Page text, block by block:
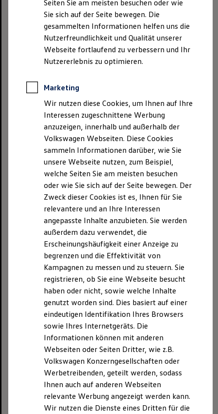
Seiten Sie am meisten besuchen oder wie
Sie sich auf der Seite bewegen. Die
gesammelten Informationen helfen uns die
Nutzerfreundlichkeit und Qualität unserer
Webseite fortlaufend zu verbessern und Ihr
Nutzererlebnis zu optimieren.
Marketing
Wir nutzen diese Cookies, um Ihnen auf Ihre
Interessen zugeschnittene Werbung
anzuzeigen, innerhalb und außerhalb der
Volkswagen Webseiten. Diese Cookies
sammeln Informationen darüber, wie Sie
unsere Webseite nutzen, zum Beispiel,
welche Seiten Sie am meisten besuchen
oder wie Sie sich auf der Seite bewegen. Der
Zweck dieser Cookies ist es, Ihnen für Sie
relevantere und an Ihre Interessen
angepasste Inhalte anzubieten. Sie werden
außerdem dazu verwendet, die
Erscheinungshäufigkeit einer Anzeige zu
begrenzen und die Effektivität von
Kampagnen zu messen und zu steuern. Sie
registrieren, ob Sie eine Webseite besucht
haben oder nicht, sowie welche Inhalte
genutzt worden sind. Dies basiert auf einer
eindeutigen Identifikation Ihres Browsers
sowie Ihres Internetgeräts. Die
Informationen können mit anderen
Webseiten oder Seiten Dritter, wie z.B.
Volkswagen Konzerngesellschaften oder
Werbetreibenden, geteilt werden, sodass
Ihnen auch auf anderen Webseiten
relevante Werbung angezeigt werden kann.
Wir nutzen die Dienste eines Dritten für die
Komforts bei Ihren Besuchen auf der
Webseite. Sie können der
Datenverarbeitung jederzeit mit Wirkung
für die Zukunft widersprechen. Nähere
Informationen dazu finden Sie in der
zu erstellen werden sog. Trackingcookies
verwendet. Trackingcookies werden nur
gesetzt, wenn eine Einwilligung durch den
Webseitenbesucher dafür vorliegt (Art. 6
Abs. 1 lit. a DSGVO). Die Einwilligung wird
über den sog. Cookie-Banner abgegeben,
der aktiv angeklickt werden muss.
Weitere Informationen zu den eingesetzten
Trackingtools und wie Sie Ihre Einwilligung
widerrufen können, finden Sie in der
Datenschutzerklärung.
Innerhalb der beschriebenen Kategorien
werden verschiedene Cookie-Arten eingesetzt.
Nachfolgend sind die gebräuchlichsten Arten
von Cookies zu Ihrem Verständnis erklärt:
1. Sitzungs-Cookies
Während Sie auf einer Webseite aktiv sind, wird
temporär ein Sitzungs-Cookie im Speicher Ihres
Computers abgelegt, in dem eine
Sitzungskennung gespeichert wird, um z. B. bei